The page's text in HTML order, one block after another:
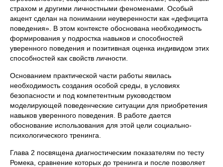
страхом и другими личностными феноменами. Особый
акцент сделан на понимании неуверенности как «дефицита
поведения». В этом контексте обоснована необходимость
формирования у подростка навыков и способностей
уверенного поведения и позитивная оценка индивидом этих
способностей как свойств личности.
Основанием практической части работы явилась
необходимость создания особой среды, в условиях
безопасности и под компетентным руководством
моделирующей поведенческие ситуации для приобретения
навыков уверенного поведения. В работе дается
обоснование использования для этой цели социально-
психологического тренинга.
Глава 2 посвящена диагностическим показателям по тесту
Ромека, сравнение которых до тренинга и после позволяет